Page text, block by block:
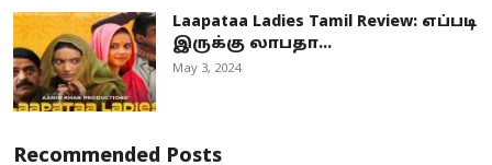
Laapataa Ladies Tamil Review: எப்படி
இருக்கு லாபதா...
May 3, 2024
Recommended Posts